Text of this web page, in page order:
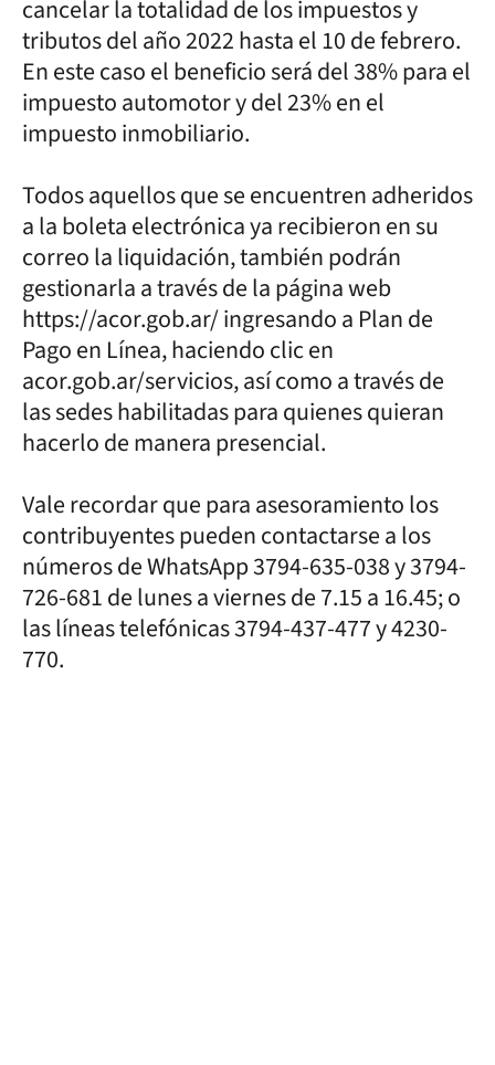
cancelar la totalidad de los impuestos y
tributos del año 2022 hasta el 10 de febrero.
En este caso el beneficio será del 38% para el
impuesto automotor y del 23% en el
impuesto inmobiliario.
Todos aquellos que se encuentren adheridos
a la boleta electrónica ya recibieron en su
correo la liquidación, también podrán
gestionarla a través de la página web
https://acor.gob.ar/ ingresando a Plan de
Pago en Línea, haciendo clic en
acor.gob.ar/servicios, así como a través de
las sedes habilitadas para quienes quieran
hacerlo de manera presencial.
Vale recordar que para asesoramiento los
contribuyentes pueden contactarse a los
números de WhatsApp 3794-635-038 y 3794-
726-681 de lunes a viernes de 7.15 a 16.45; o
las líneas telefónicas 3794-437-477 y 4230-
770.